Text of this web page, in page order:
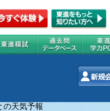
の天気予報